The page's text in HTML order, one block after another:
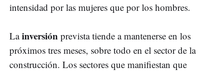
intensidad por las mujeres que por los hombres.
Lainversión prevista tiende a mantenerse en los
próximos tres meses, sobre todo en el sector de la
construcción. Los sectores que manifiestan que